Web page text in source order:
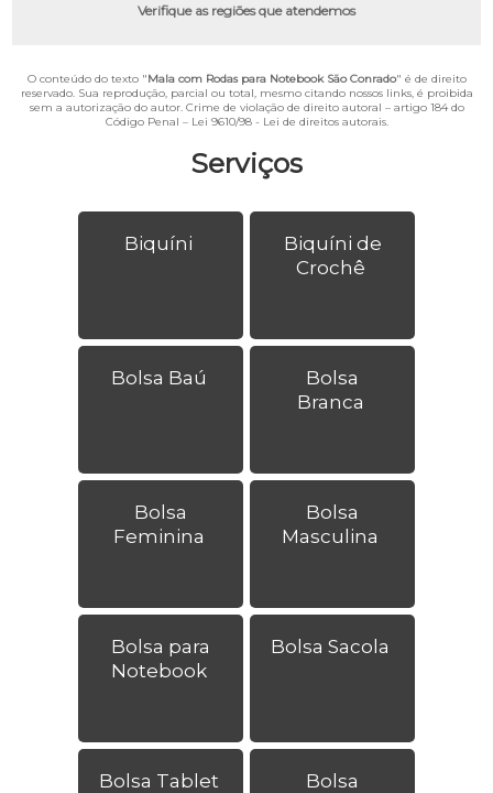
Serviços
Biquíni
Biquíni de
Crochê
Bolsa Baú
Bolsa
Branca
Bolsa
Feminina
Bolsa
Masculina
Bolsa para
Notebook
Bolsa Sacola
Bolsa Tablet
Bolsa
Verifique as regiões que atendemos
O conteúdo do texto "Mala com Rodas para Notebook São Conrado" é de direito
reservado. Sua reprodução, parcial ou total, mesmo citando nossos links, é proibida
sem a autorização do autor. Crime de violação de direito autoral – artigo 184 do
Código Penal – Lei 9610/98 - Lei de direitos autorais.